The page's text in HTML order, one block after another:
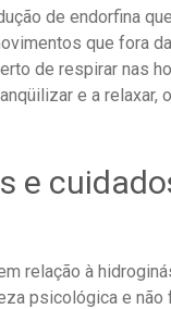
de endorfina
que fora
de respirar nas
e a
e
relação à
psicológica e não